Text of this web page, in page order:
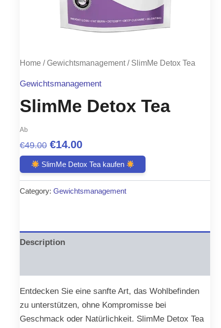
Home / Gewichtsmanagement/ SlimMe Detox Tea
Gewichtsmanagement
SlimMe Detox Tea
Ab
€49.00 Original
price
was:
€49.00.
€14.00Current
price
is:
€14.00.
SlimMe Detox Tea kaufen
Category: Gewichtsmanagement
Description
Entdecken Sie eine sanfte Art, das Wohlbefinden
zu unterstützen, ohne Kompromisse bei
Geschmack oder Natürlichkeit. SlimMe Detox Tea